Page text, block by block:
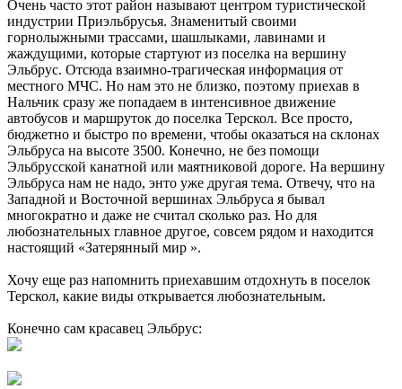
Очень часто этот район называют центром туристической
индустрии Приэльбрусья. Знаменитый своими
горнолыжными трассами, шашлыками, лавинами и
жаждущими, которые стартуют из поселка на вершину
Эльбрус. Отсюда взаимно-трагическая информация от
местного МЧС. Но нам это не близко, поэтому приехав в
Нальчик сразу же попадаем в интенсивное движение
автобусов и маршруток до поселка Терскол. Все просто,
бюджетно и быстро по времени, чтобы оказаться на склонах
Эльбруса на высоте 3500. Конечно, не без помощи
Эльбрусской канатной или маятниковой дороге. На вершину
Эльбруса нам не надо, энто уже другая тема. Отвечу, что на
Западной и Восточной вершинах Эльбруса я бывал
многократно и даже не считал сколько раз. Но для
любознательных главное другое, совсем рядом и находится
настоящий «Затерянный мир ».
Хочу еще раз напомнить приехавшим отдохнуть в поселок
Терскол, какие виды открывается любознательным.
Конечно сам красавец Эльбрус: